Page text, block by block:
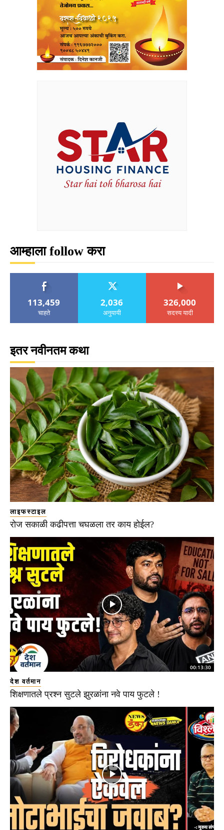
आम्हाला follow करा
113,459
चाहते
2,036
अनुयायी
326,000
सदस्य यादी
इतर नवीनतम कथा
लाइफस्टाइल
रोज सकाळी कढीपत्ता चघळला तर काय होईल?
00:13:30
देश वर्तमान
शिक्षणातले प्रश्न सुटले झुरळांना नवे पाय फुटले !